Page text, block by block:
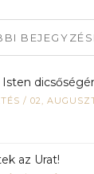
/ 02,
az Urat!